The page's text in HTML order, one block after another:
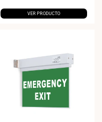
VER PRODUCTO